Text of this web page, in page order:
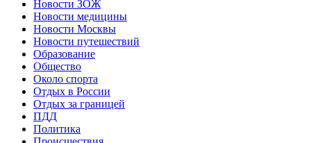
Новости ЗОЖ
Новости медицины
Новости Москвы
Новости путешествий
Образование
Общество
Около спорта
Отдых в России
Отдых за границей
ПДД
Политика